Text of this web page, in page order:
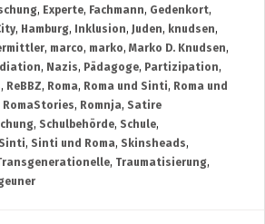
, Experte, Fachmann, Gedenkort,
, Hamburg, Inklusion, Juden, knudsen,
, marco, marko, Marko D. Knudsen,
, Nazis, Pädagoge, Partizipation,
, ReBBZ, Roma, Roma und Sinti, Roma und
RomaStories, Romnja, Satire
, Schulbehörde, Schule,
Sinti, Sinti und Roma, Skinsheads,
, Traumatisierung,